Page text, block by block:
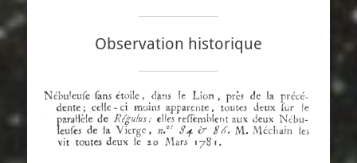
Observation historique